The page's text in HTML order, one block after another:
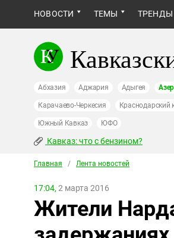
НОВОСТИ ТЕМЫ ТРЕНДЫ
Абхазия Аджария Адыгея
Карачаево-Черкесия Краснодарский
Южный Кавказ ЮФО
Кавказ: что с бензином?
Главная / Лента новостей
17:04, 2 марта 2016
Жители